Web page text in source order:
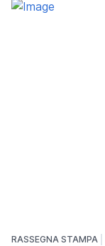
RASSEGNA STAMPA